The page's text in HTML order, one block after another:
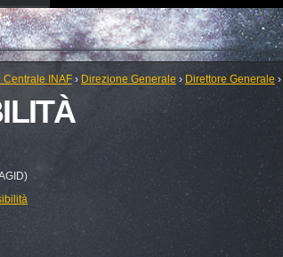
Centrale INAF › Direzione Generale › Direttore Generale ›